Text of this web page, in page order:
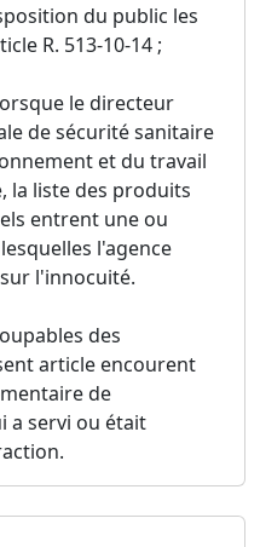
du public les
R. 513-10-14 ;
le directeur
de sécurité sanitaire
et du travail
la liste des produits
entrent une ou
l'agence
l'innocuité.
des
article encourent
de
a servi ou était